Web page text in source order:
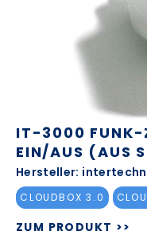
IT-3000 FUNK-
EIN/AUS (AUS
Hersteller:
CLOUDBOX 3.0
ZUM PRODUKT >>